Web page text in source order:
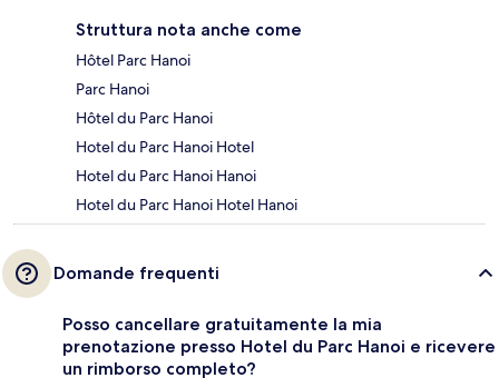
Struttura nota anche come
Hôtel Parc Hanoi
Parc Hanoi
Hôtel du Parc Hanoi
Hotel du Parc Hanoi Hotel
Hotel du Parc Hanoi Hanoi
Hotel du Parc Hanoi Hotel Hanoi
Domande frequenti
Posso cancellare gratuitamente la mia
prenotazione presso Hotel du Parc Hanoi e ricevere
un rimborso completo?